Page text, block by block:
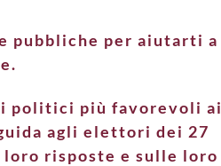
pubbliche per aiutarti a
i politici più favorevoli ai
agli elettori dei 27
risposte e sulle loro